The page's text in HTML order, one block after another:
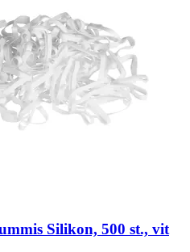
Silikon, 500 st., vit